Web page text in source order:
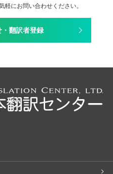
軽にお問い合わせください。
・翻訳者登録